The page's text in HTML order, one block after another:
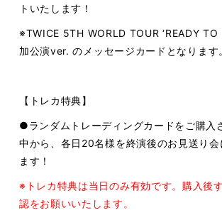
トいたします！
※TWICE 5TH WORLD TOUR ‘READY TO
加公演ver. のメッセージカードとなります
【トレカ特典】
●ランダムトレーディングカードをご購入
中から、各日20名様を終演後のお見送り会
ます！
※トレカ特典は当日のみ有効です。購入後
認をお願いいたします。